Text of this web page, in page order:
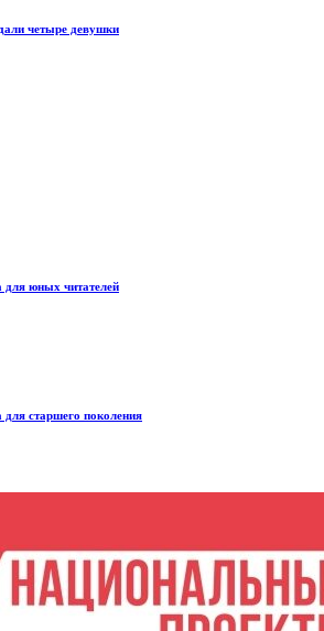
четыре девушки
для юных читателей
старшего поколения